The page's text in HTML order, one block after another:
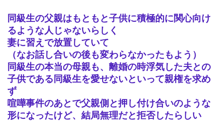
同級生の父親はもともと子供に積極的に関心向け
るような人じゃないらしく
妻に習えで放置していて
（なお話し合いの後も変わらなかったもよう）
同級生の本当の母親も、離婚の時浮気した夫との
子供である同級生を愛せないといって親権を求め
ず
喧嘩事件のあとで父親側と押し付け合いのような
形になったけど、結局無理だと拒否したらしい